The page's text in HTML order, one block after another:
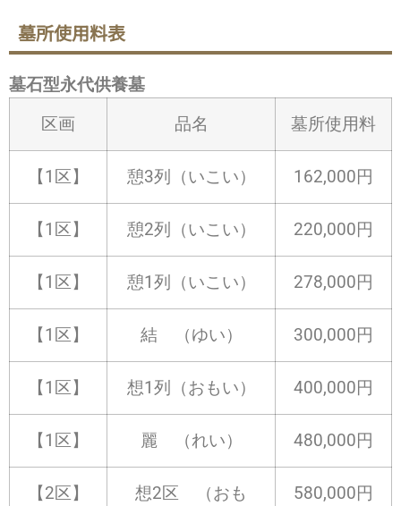
墓所使用料表
墓石型永代供養墓
区画
品名 墓所使用料
【1区】 憩3列（いこい） 162,000円
【1区】 憩2列（いこい） 220,000円
【1区】 憩1列（いこい） 278,000円
【1区】 結 （ゆい） 300,000円
【1区】 想1列（おもい） 400,000円
【1区】 麗 （れい） 480,000円
【2区】
想2区 （おも
580,000円